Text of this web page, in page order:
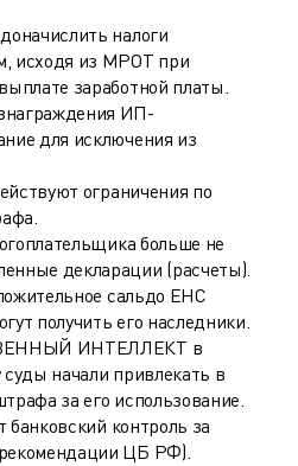
налоги
исходя из МРОТ при
заработной платы.
ИП-
для исключения из
ограничения по
больше не
декларации (расчеты).
сальдо ЕНС
получить его наследники.
ИНТЕЛЛЕКТ в
начали привлекать в
за его использование.
банковский контроль за
ЦБ РФ).